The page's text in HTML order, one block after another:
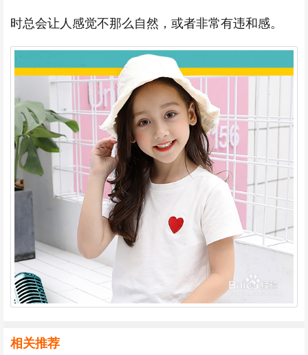
时总会让人感觉不那么自然，或者非常有违和感。
相关推荐